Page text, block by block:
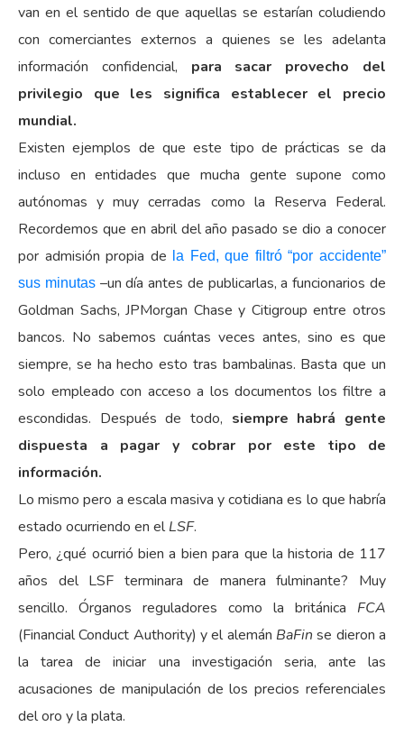
van en el sentido de que aquellas se estarían coludiendo
con comerciantes externos a quienes se les adelanta
información confidencial, para sacar provecho del
privilegio que les significa establecer el precio
mundial.
Existen ejemplos de que este tipo de prácticas se da
incluso en entidades que mucha gente supone como
autónomas y muy cerradas como la Reserva Federal.
Recordemos que en abril del año pasado se dio a conocer
por admisión propia de la Fed, que filtró “por accidente”
sus minutas–un día antes de publicarlas, a funcionarios de
Goldman Sachs, JPMorgan Chase y Citigroup entre otros
bancos. No sabemos cuántas veces antes, sino es que
siempre, se ha hecho esto tras bambalinas. Basta que un
solo empleado con acceso a los documentos los filtre a
escondidas. Después de todo, siempre habrá gente
dispuesta a pagar y cobrar por este tipo de
información.
Lo mismo pero a escala masiva y cotidiana es lo que habría
estado ocurriendo en elLSF.
Pero, ¿qué ocurrió bien a bien para que la historia de 117
años del LSF terminara de manera fulminante? Muy
sencillo. Órganos reguladores como la británica FCA
(Financial Conduct Authority) y el alemán BaFin se dieron a
la tarea de iniciar una investigación seria, ante las
acusaciones de manipulación de los precios referenciales
del oro y la plata.